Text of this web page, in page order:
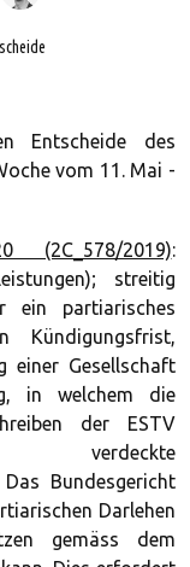
Entscheide des
vom 11. Mai -
2019):
streitig
ein partiarisches
Kündigungsfrist,
einer Gesellschaft
in welchem die
der ESTV
verdeckte
Bundesgericht
Darlehen
gemäss dem